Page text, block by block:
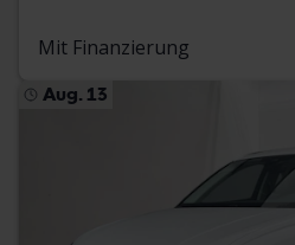
Mit Finanzierung
Aug. 13